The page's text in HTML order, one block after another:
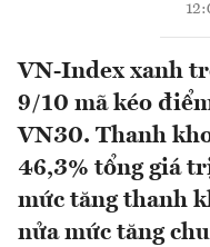
VN-Index xanh
9/10 mã kéo
VN30. Thanh
46,3% tổng giá
mức tăng thanh
nửa mức tăng